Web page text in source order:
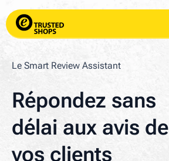
Le Smart Review Assistant
Répondez sans
délai aux avis de
vos clients